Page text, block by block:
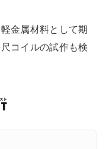
金属材料として期
コイルの試作も検